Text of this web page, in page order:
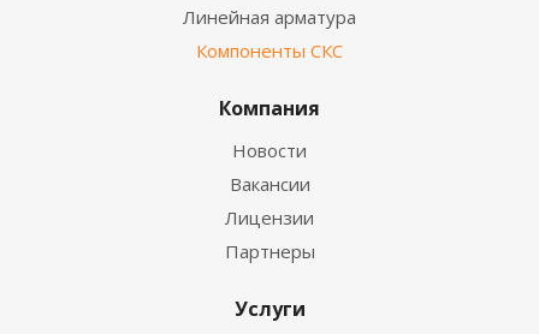
Линейная арматура
Компоненты СКС
Компания
Новости
Вакансии
Лицензии
Партнеры
Услуги